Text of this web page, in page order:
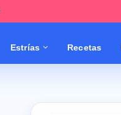
Estrías Recetas